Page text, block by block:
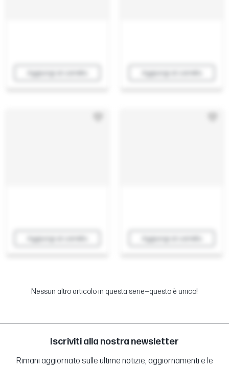
Aggiungi al carrello Aggiungi al carrello
Aggiungi al carrello Aggiungi al carrello
Nessun altro articolo in questa serie—questo è unico!
Iscriviti alla nostra newsletter
Rimani aggiornato sulle ultime notizie, aggiornamenti e le